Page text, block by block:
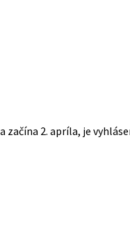
2. apríla, je